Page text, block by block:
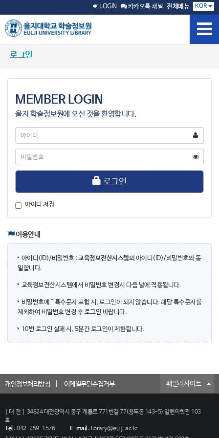
LOGIN 카카오톡 채널 전체메뉴 KOR
로그인
MEMBER LOGIN
을지 학술정보원에 오신 것을 환영합니다.
아
디
비
번
로그인
아이디 저장
이용안내
아이디(ID)/비밀번호 : 교육정보전산시스템의 아이디(ID)/비밀번호와 동
일합니다.
교육정보전산시스템에서 비밀번호 변경시 다음 날에 적용됩니다.
비밀번호에 ^ 특수문자 포함 시, 로그인이 되지 않습니다. 해당 특수문자를
제외하여 비밀번호 변경 후 로그인 바랍니다.
10번 로그인 실패 시, 5분간 로그인이 제한됩니다.
개인정보처리방침 이메일무단수집거부 패밀리사이트
[대전]
34824 대전광역시 중구 계룡로 771번길 77(용두동 143-5) 일현의학관 103
호
Tel: 042-259-1576 E-mail: library@eulji.ac.kr